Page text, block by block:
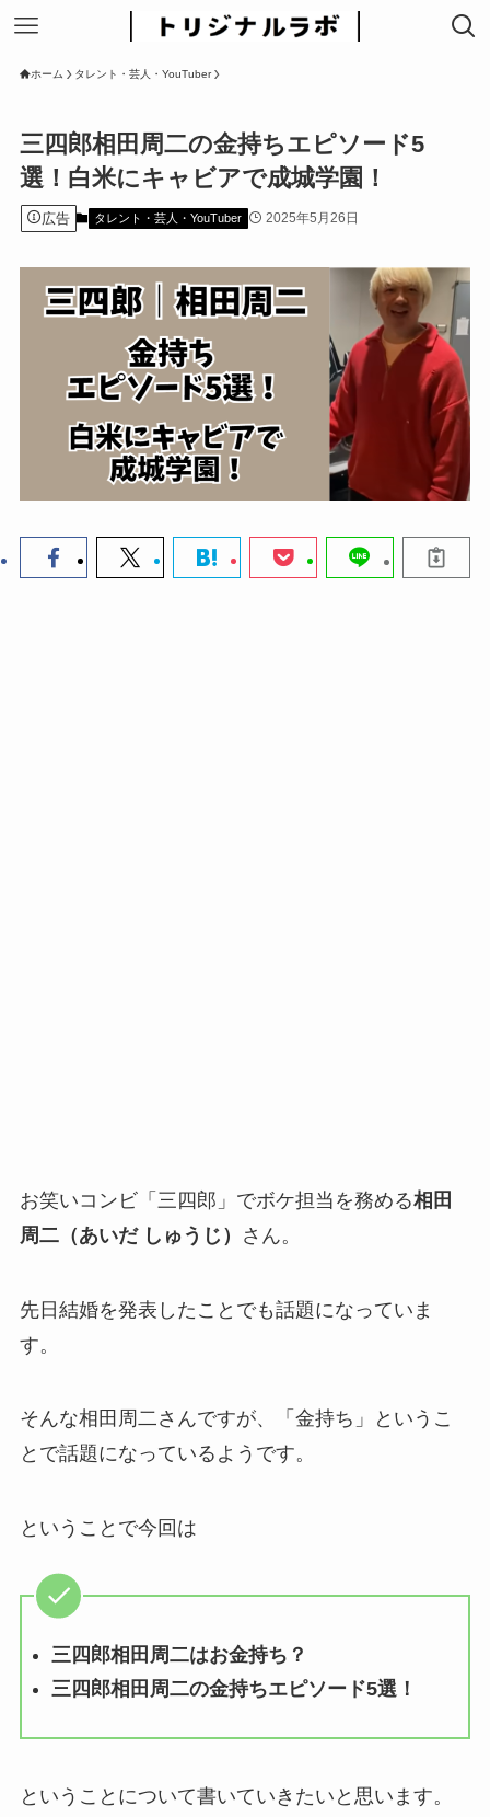
ホーム タレント・芸人・YouTuber
三四郎相田周二の金持ちエピソード5
選！白米にキャビアで成城学園！
広告 タレント・芸人・YouTuber 2025年5月26日
お笑いコンビ「三四郎」でボケ担当を務める相田
周二（あいだ しゅうじ）
さん。
先日結婚を発表したことでも話題になっていま
す。
そんな相田周二さんですが、「金持ち」というこ
とで話題になっているようです。
ということで今回は
三四郎相田周二はお金持ち？
三四郎相田周二の金持ちエピソード5選！
ということについて書いていきたいと思います。